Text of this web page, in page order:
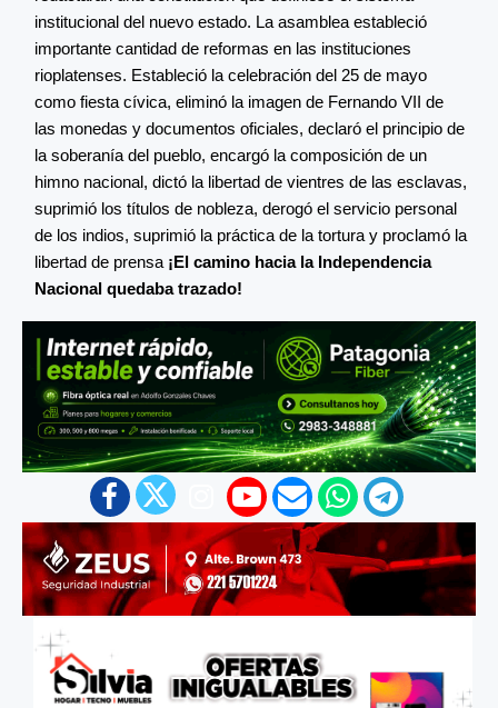
institucional del nuevo estado. La asamblea estableció
importante cantidad de reformas en las instituciones
rioplatenses. Estableció la celebración del 25 de mayo
como fiesta cívica, eliminó la imagen de Fernando VII de
las monedas y documentos oficiales, declaró el principio de
la soberanía del pueblo, encargó la composición de un
himno nacional, dictó la libertad de vientres de las esclavas,
suprimió los títulos de nobleza, derogó el servicio personal
de los indios, suprimió la práctica de la tortura y proclamó la
libertad de prensa ¡El camino hacia la Independencia
Nacional quedaba trazado!